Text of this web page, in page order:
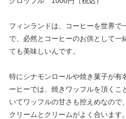
フィンランドは、コーヒーを世界で
で、必然とコーヒーのお供として一
ても美味しいんです。
特にシナモンロールや焼き菓子が有
ーヒーでは、焼きワッフルを頂くこ
いてワッフルの甘さも控えめなので
クリームとクリームがよく合います。